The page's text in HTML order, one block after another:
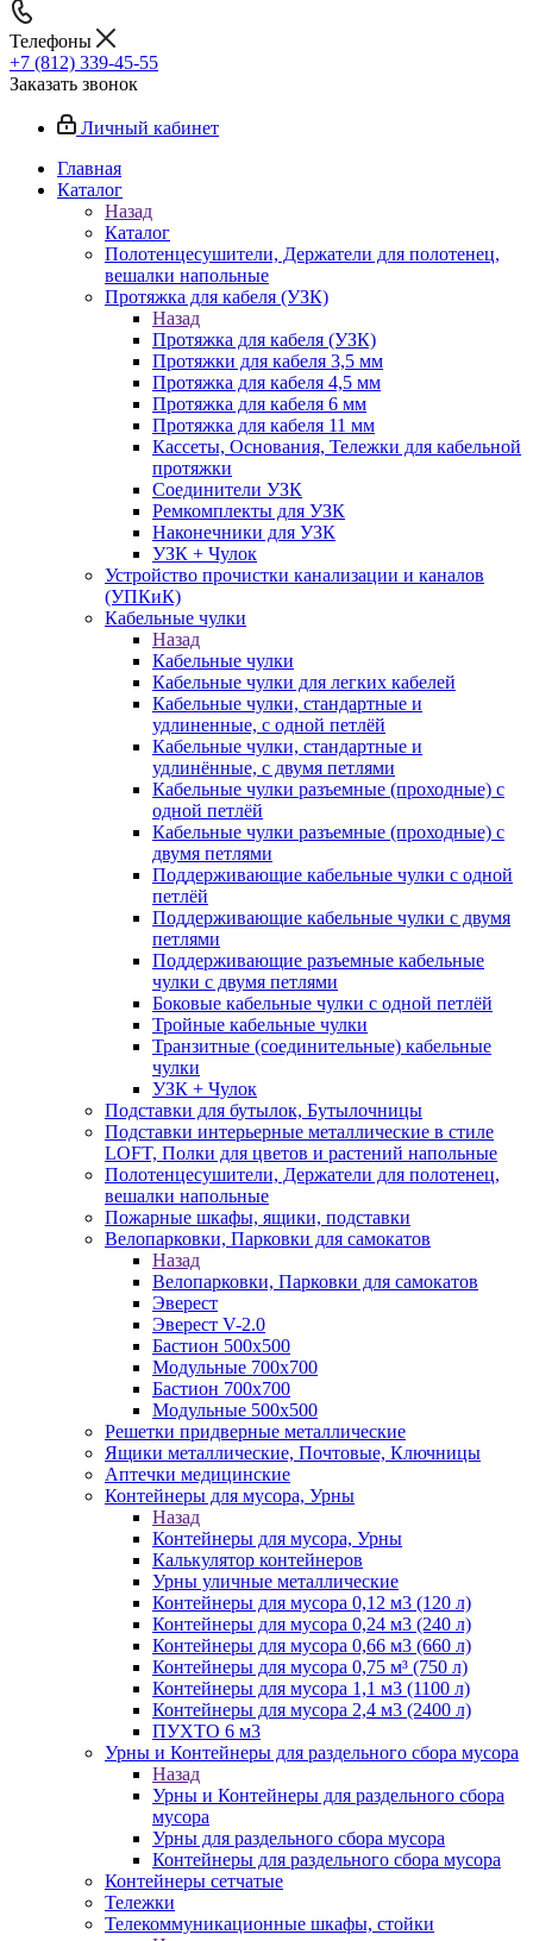
Телефоны
+7 (812) 339-45-55
Заказать звонок
Личный кабинет
Главная
Каталог
Назад
Каталог
Полотенцесушители, Держатели для полотенец,
вешалки напольные
Протяжка для кабеля (УЗК)
Назад
Протяжка для кабеля (УЗК)
Протяжки для кабеля 3,5 мм
Протяжка для кабеля 4,5 мм
Протяжка для кабеля 6 мм
Протяжка для кабеля 11 мм
Кассеты, Основания, Тележки для кабельной
протяжки
Соединители УЗК
Ремкомплекты для УЗК
Наконечники для УЗК
УЗК + Чулок
Устройство прочистки канализации и каналов
(УПКиК)
Кабельные чулки
Назад
Кабельные чулки
Кабельные чулки для легких кабелей
Кабельные чулки, стандартные и
удлиненные, с одной петлёй
Кабельные чулки, стандартные и
удлинённые, с двумя петлями
Кабельные чулки разъемные (проходные) с
одной петлёй
Кабельные чулки разъемные (проходные) с
двумя петлями
Поддерживающие кабельные чулки с одной
петлёй
Поддерживающие кабельные чулки с двумя
петлями
Поддерживающие разъемные кабельные
чулки с двумя петлями
Боковые кабельные чулки с одной петлёй
Тройные кабельные чулки
Транзитные (соединительные) кабельные
чулки
УЗК + Чулок
Подставки для бутылок, Бутылочницы
Подставки интерьерные металлические в стиле
LOFT, Полки для цветов и растений напольные
Полотенцесушители, Держатели для полотенец,
вешалки напольные
Пожарные шкафы, ящики, подставки
Велопарковки, Парковки для самокатов
Назад
Велопарковки, Парковки для самокатов
Эверест
Эверест V-2.0
Бастион 500х500
Модульные 700х700
Бастион 700х700
Модульные 500х500
Решетки придверные металлические
Ящики металлические, Почтовые, Ключницы
Аптечки медицинские
Контейнеры для мусора, Урны
Назад
Контейнеры для мусора, Урны
Калькулятор контейнеров
Урны уличные металлические
Контейнеры для мусора 0,12 м3 (120 л)
Контейнеры для мусора 0,24 м3 (240 л)
Контейнеры для мусора 0,66 м3 (660 л)
Контейнеры для мусора 0,75 м³ (750 л)
Контейнеры для мусора 1,1 м3 (1100 л)
Контейнеры для мусора 2,4 м3 (2400 л)
ПУХТО 6 м3
Урны и Контейнеры для раздельного сбора мусора
Назад
Урны и Контейнеры для раздельного сбора
мусора
Урны для раздельного сбора мусора
Контейнеры для раздельного сбора мусора
Контейнеры сетчатые
Тележки
Телекоммуникационные шкафы, стойки